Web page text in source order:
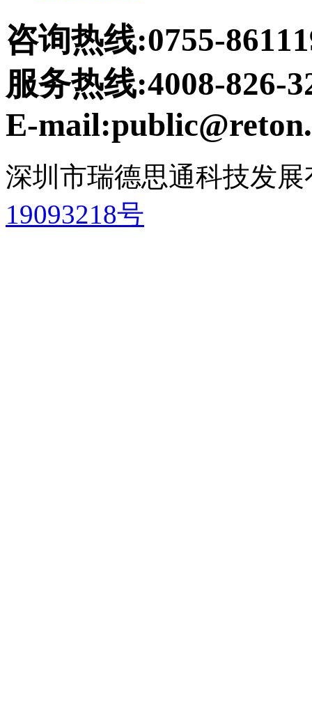
咨询热线:0755-
服务热线:4008-826-
E-
深圳市瑞德思通科技发
19093218号